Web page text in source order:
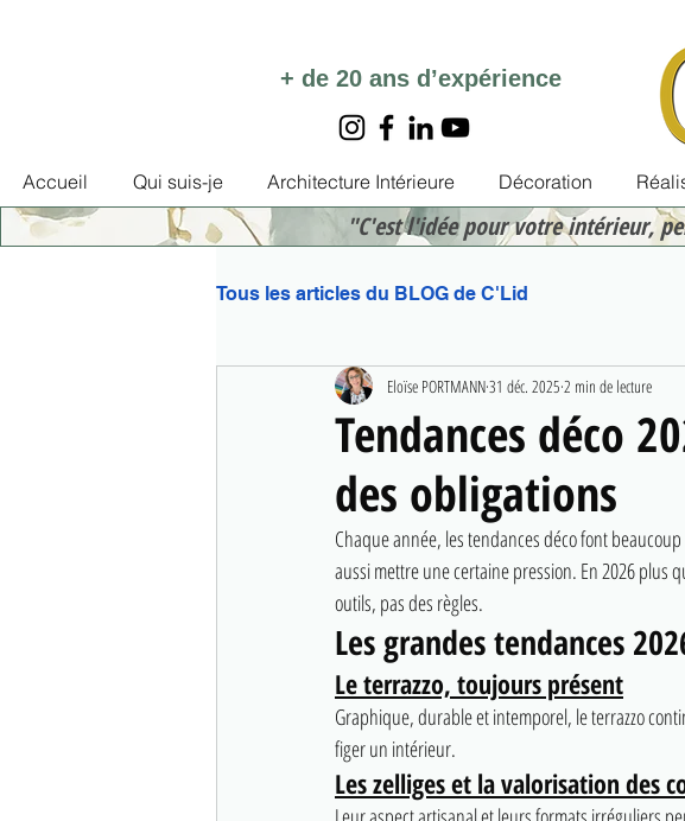
+ de 20 ans d’expérience
Accueil Qui suis-je Architecture Intérieure Décoration
"C'est l'idée pour votre intérieur,
Tous les articles du BLOG de C'Lid
Tendances déco
des obligations
Eloïse PORTMANN31 déc. 2025 2 min de lecture
Chaque année, les tendances déco font
aussi mettre une certaine pression. En 2026 plus
outils, pas des règles.
Les grandes tendances
Le terrazzo, toujours présent
Graphique, durable et intemporel, le terrazzo
figer un intérieur.
Les zelliges et la valorisation des